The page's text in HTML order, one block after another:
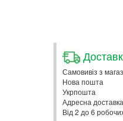
Самовивіз з
Нова пошта
Укрпошта
Адресна
Від 2 до 6